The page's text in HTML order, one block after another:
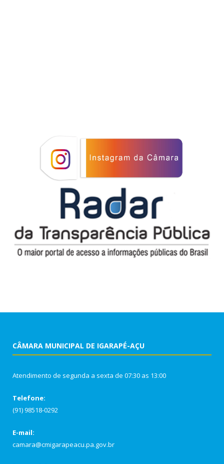
CÂMARA MUNICIPAL DE IGARAPÉ-AÇU
Atendimento de segunda a sexta de 07:30 as 13:00
Telefone:
(91) 98518-0292
E-mail:
camara@cmigarapeacu.pa.gov.br